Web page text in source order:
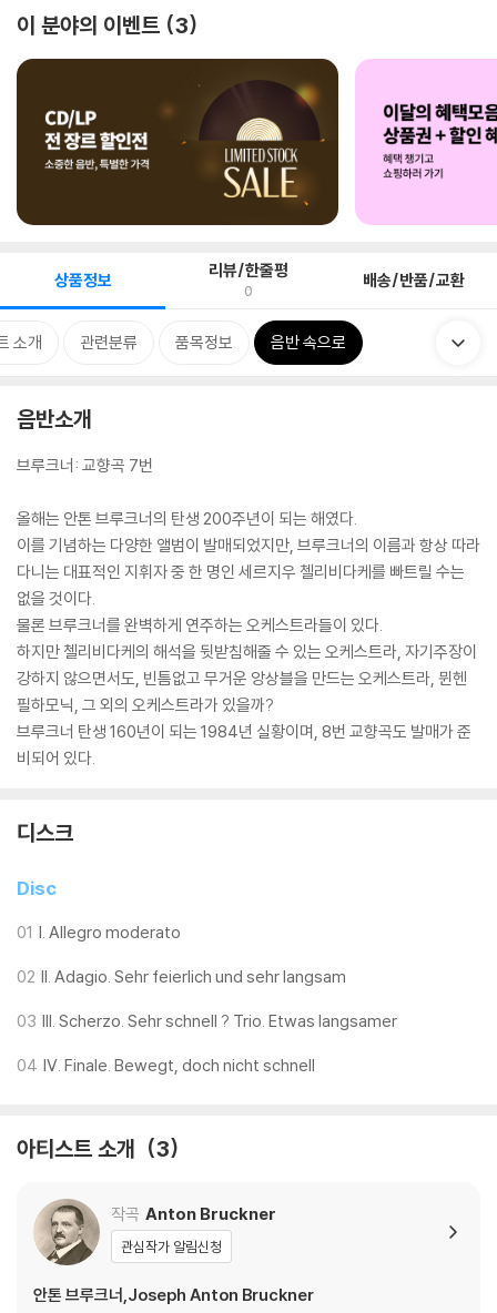
이 분야의 이벤트 3
상품정보 리뷰/한줄평
0 배송/반품/교환
소개 관련분류 품목정보 음반 속으로
음반소개
브루크너: 교향곡 7번
올해는 안톤 브루크너의 탄생 200주년이 되는 해였다.
이를 기념하는 다양한 앨범이 발매되었지만, 브루크너의 이름과 항상 따라
다니는 대표적인 지휘자 중 한 명인 세르지우 첼리비다케를 빠트릴 수는
없을 것이다.
물론 브루크너를 완벽하게 연주하는 오케스트라들이 있다.
하지만 첼리비다케의 해석을 뒷받침해줄 수 있는 오케스트라, 자기주장이
강하지 않으면서도, 빈틈없고 무거운 앙상블을 만드는 오케스트라, 뮌헨
필하모닉, 그 외의 오케스트라가 있을까?
브루크너 탄생 160년이 되는 1984년 실황이며, 8번 교향곡도 발매가 준
비되어 있다.
디스크
Disc
01 I. Allegro moderato
02 II. Adagio. Sehr feierlich und sehr langsam
03 III. Scherzo. Sehr schnell ? Trio. Etwas langsamer
04 IV. Finale. Bewegt, doch nicht schnell
아티스트 소개 3
작곡 Anton Bruckner
관심작가 알림신청
안톤 브루크너,Joseph Anton Bruckner